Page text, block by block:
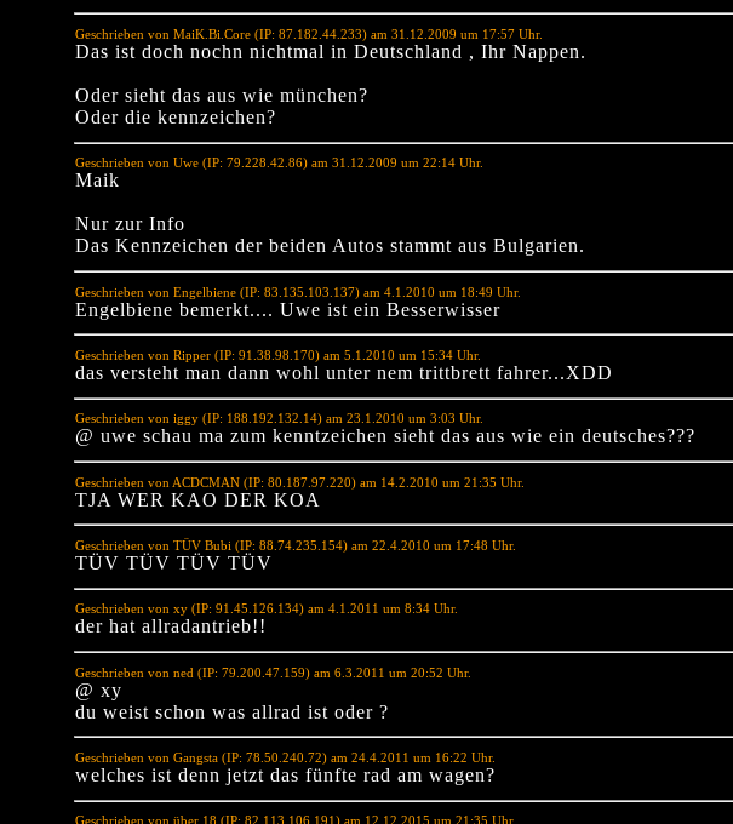
Geschrieben von MaiK.Bi.Core (IP: 87.182.44.233) am 31.12.2009 um 17:57 Uhr.
Das ist doch nochn nichtmal in Deutschland , Ihr Nappen.
Oder sieht das aus wie münchen?
Oder die kennzeichen?
Geschrieben von Uwe (IP: 79.228.42.86) am 31.12.2009 um 22:14 Uhr.
Maik
Nur zur Info
Das Kennzeichen der beiden Autos stammt aus Bulgarien.
Geschrieben von Engelbiene (IP: 83.135.103.137) am 4.1.2010 um 18:49 Uhr.
Engelbiene bemerkt.... Uwe ist ein Besserwisser
Geschrieben von Ripper (IP: 91.38.98.170) am 5.1.2010 um 15:34 Uhr.
das versteht man dann wohl unter nem trittbrett fahrer...XDD
Geschrieben von iggy (IP: 188.192.132.14) am 23.1.2010 um 3:03 Uhr.
@ uwe schau ma zum kenntzeichen sieht das aus wie ein deutsches???
Geschrieben von ACDCMAN (IP: 80.187.97.220) am 14.2.2010 um 21:35 Uhr.
TJA WER KAO DER KOA
Geschrieben von TÜV Bubi (IP: 88.74.235.154) am 22.4.2010 um 17:48 Uhr.
TÜV TÜV TÜV TÜV
Geschrieben von xy (IP: 91.45.126.134) am 4.1.2011 um 8:34 Uhr.
der hat allradantrieb!!
Geschrieben von ned (IP: 79.200.47.159) am 6.3.2011 um 20:52 Uhr.
@ xy
du weist schon was allrad ist oder ?
Geschrieben von Gangsta (IP: 78.50.240.72) am 24.4.2011 um 16:22 Uhr.
welches ist denn jetzt das fünfte rad am wagen?
Geschrieben von über 18 (IP: 82.113.106.191) am 12.12.2015 um 21:35 Uhr.